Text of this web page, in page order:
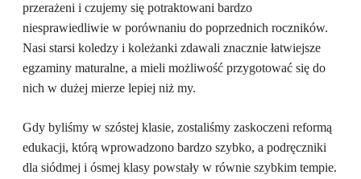
przerażeni i czujemy się potraktowani bardzo
niesprawiedliwie w porównaniu do poprzednich roczników.
Nasi starsi koledzy i koleżanki zdawali znacznie łatwiejsze
egzaminy maturalne, a mieli możliwość przygotować się do
nich w dużej mierze lepiej niż my.
Gdy byliśmy w szóstej klasie, zostaliśmy zaskoczeni reformą
edukacji, którą wprowadzono bardzo szybko, a podręczniki
dla siódmej i ósmej klasy powstały w równie szybkim tempie.